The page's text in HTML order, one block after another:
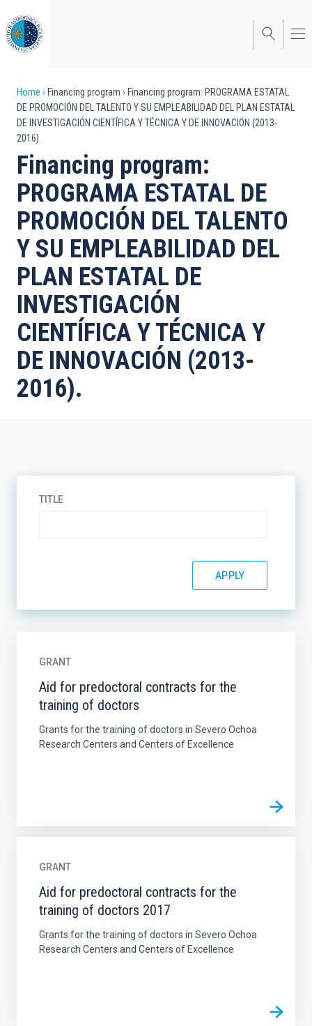
to
main
content
Breadcrumb
Home Financing program
Financing program: PROGRAMA ESTATAL
DE PROMOCIÓN DEL TALENTO Y SU EMPLEABILIDAD DEL PLAN ESTATAL
DE INVESTIGACIÓN CIENTÍFICA Y TÉCNICA Y DE INNOVACIÓN (2013-
2016).
Financing program:
PROGRAMA ESTATAL DE
PROMOCIÓN DEL TALENTO
Y SU EMPLEABILIDAD DEL
PLAN ESTATAL DE
INVESTIGACIÓN
CIENTÍFICA Y TÉCNICA Y
DE INNOVACIÓN (2013-
2016).
TITLE
GRANT
Aid for predoctoral contracts for the
training of doctors
Grants for the training of doctors in Severo Ochoa
Research Centers and Centers of Excellence
GRANT
Aid for predoctoral contracts for the
training of doctors 2017
Grants for the training of doctors in Severo Ochoa
Research Centers and Centers of Excellence